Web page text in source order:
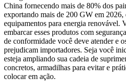
China fornecendo mais de 80% dos
exportando mais de 200 GW em 2026,
equipamentos para energia renovável.
embarcar esses produtos com
de conformidade você deve atender e
prejudicam importadores. Seja você
esteja ampliando sua cadeia de
concretos, armadilhas para evitar e
colocar em ação.